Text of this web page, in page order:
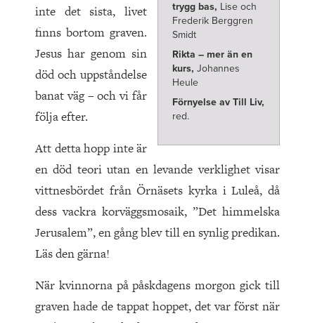
trygg bas, Lise och
Frederik Berggren
Smidt
Rikta – mer än en
kurs, Johannes
Heule
Förnyelse av Till Liv,
red.
inte det sista, livet
finns bortom graven.
Jesus har genom sin
död och uppståndelse
banat väg – och vi får
följa efter.
Att detta hopp inte är
en död teori utan en levande verklighet visar
vittnesbördet från Örnäsets kyrka i Luleå, då
dess vackra korväggsmosaik, ”Det himmelska
Jerusalem”, en gång blev till en synlig predikan.
Läs den gärna!
När kvinnorna på påskdagens morgon gick till
graven hade de tappat hoppet, det var först när